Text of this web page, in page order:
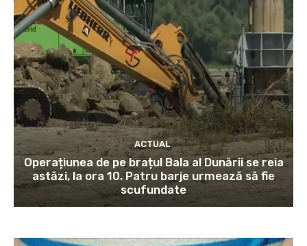
ACTUAL
Operațiunea de pe brațul Bala al Dunării se reia
astăzi, la ora 10. Patru barje urmează să fie
scufundate